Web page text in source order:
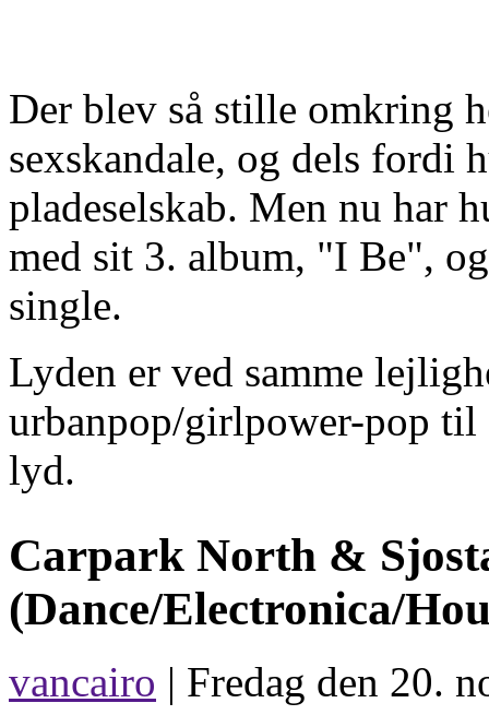
Der blev så stille omkring
sexskandale, og dels fordi
pladeselskab. Men nu har
med sit 3. album, "I Be",
single.
Lyden er ved samme
urbanpop/girlpower-pop til
lyd.
Carpark North &
(Dance/Electronica/
vancairo | Fredag den 20.